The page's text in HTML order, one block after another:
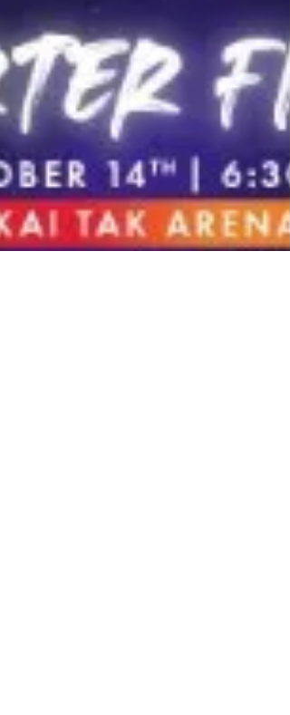
Gasquet）抽空造訪香港海洋公園。深受球迷喜愛
的基利奧斯（Nicholas Hilmy Kyrgios）亦親臨現
場，與球迷見面並為選手加油，更與香港歌手陳奕
迅進行了一場的網球對打。基利奧斯將擔任加斯基
特的教練，助他於八強賽迎戰商竣程。 迪文拿奧
（Alex de Minaur）昨日（11日）抵港準備比賽
即使他在上海大師賽受傷；迪文拿奧嘗試盡力參
賽，但其痛楚並不適合與高強度比賽，遺憾退出本
次賽事。.